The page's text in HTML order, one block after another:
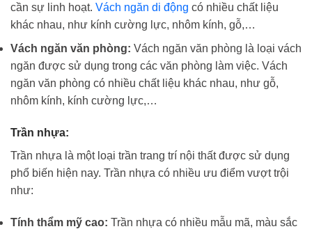
cần sự linh hoạt. Vách ngăn di động có nhiều chất liệu
khác nhau, như kính cường lực, nhôm kính, gỗ,…
Vách ngăn văn phòng: Vách ngăn văn phòng là loại vách
ngăn được sử dụng trong các văn phòng làm việc. Vách
ngăn văn phòng có nhiều chất liệu khác nhau, như gỗ,
nhôm kính, kính cường lực,…
Trần nhựa:
Trần nhựa là một loại trần trang trí nội thất được sử dụng
phổ biến hiện nay. Trần nhựa có nhiều ưu điểm vượt trội
như:
Tính thẩm mỹ cao: Trần nhựa có nhiều mẫu mã, màu sắc